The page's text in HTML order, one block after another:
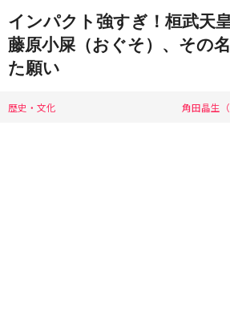
インパクト強すぎ！桓武天
藤原小屎（おぐそ）、その
た願い
歴史・文化 角田晶生